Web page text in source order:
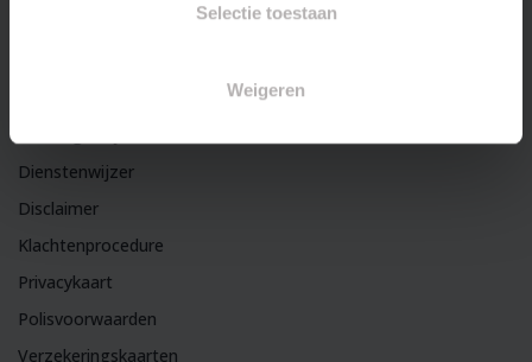
Selectie toestaan
Weigeren
Dienstenwijzer
Disclaimer
Klachtenprocedure
Privacykaart
Polisvoorwaarden
Verzekeringskaarten